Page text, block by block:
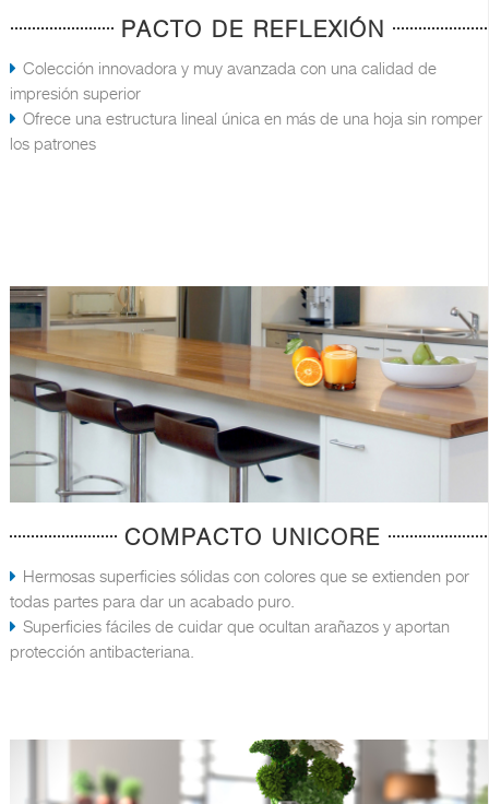
PACTO DE REFLEXIÓN
Colección innovadora y muy avanzada con una calidad de
impresión superior
Ofrece una estructura lineal única en más de una hoja sin romper
los patrones
COMPACTO UNICORE
Hermosas superficies sólidas con colores que se extienden por
todas partes para dar un acabado puro.
Superficies fáciles de cuidar que ocultan arañazos y aportan
protección antibacteriana.